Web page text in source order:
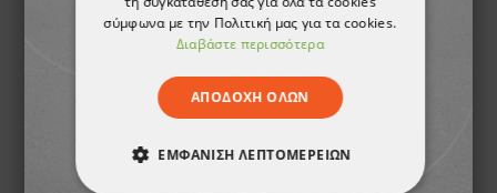
Προστατευτικά γυαλιά CHEMPRO
22,94 € 8,18 €
σύμφωνα με την Πολιτική μας για τα cookies.
Διαβάστε περισσότερα
ΑΠΟΔΟΧΉ ΌΛΩΝ
ΕΜΦΆΝΙΣΗ ΛΕΠΤΟΜΕΡΕΙΏΝ